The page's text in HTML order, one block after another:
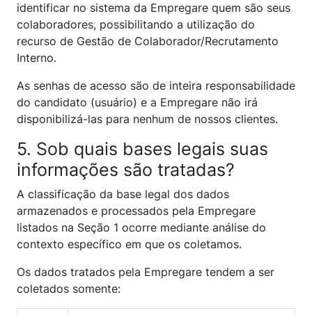
identificar no sistema da Empregare quem são seus
colaboradores, possibilitando a utilização do
recurso de Gestão de Colaborador/Recrutamento
Interno.
As senhas de acesso são de inteira responsabilidade
do candidato (usuário) e a Empregare não irá
disponibilizá-las para nenhum de nossos clientes.
5. Sob quais bases legais suas
informações são tratadas?
A classificação da base legal dos dados
armazenados e processados pela Empregare
listados na Seção 1 ocorre mediante análise do
contexto específico em que os coletamos.
Os dados tratados pela Empregare tendem a ser
coletados somente: